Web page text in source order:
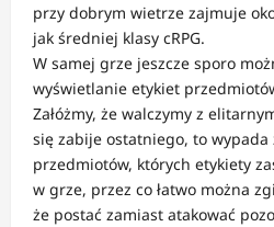
przy dobrym wietrze zajmuje
jak średniej klasy cRPG.
W samej grze jeszcze sporo
wyświetlanie etykiet
Załóżmy, że walczymy z
się zabije ostatniego, to
przedmiotów, których etykiety
w grze, przez co łatwo można
że postać zamiast atakować